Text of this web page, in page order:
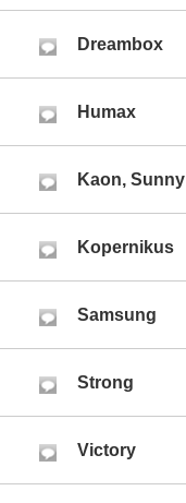
Dreambox
Humax
Kaon, Sunny
Kopernikus
Samsung
Strong
Victory